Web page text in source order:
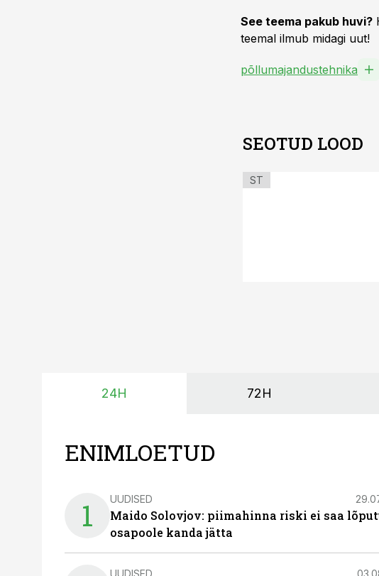
See teema pakub huvi?
teemal ilmub midagi uut!
põllumajandustehnika
SEOTUD LOOD
ST
24H 72H
ENIMLOETUD
1 UUDISED
Maido Solovjov: piimahinna riski ei saa
osapoole kanda jätta
UUDISED